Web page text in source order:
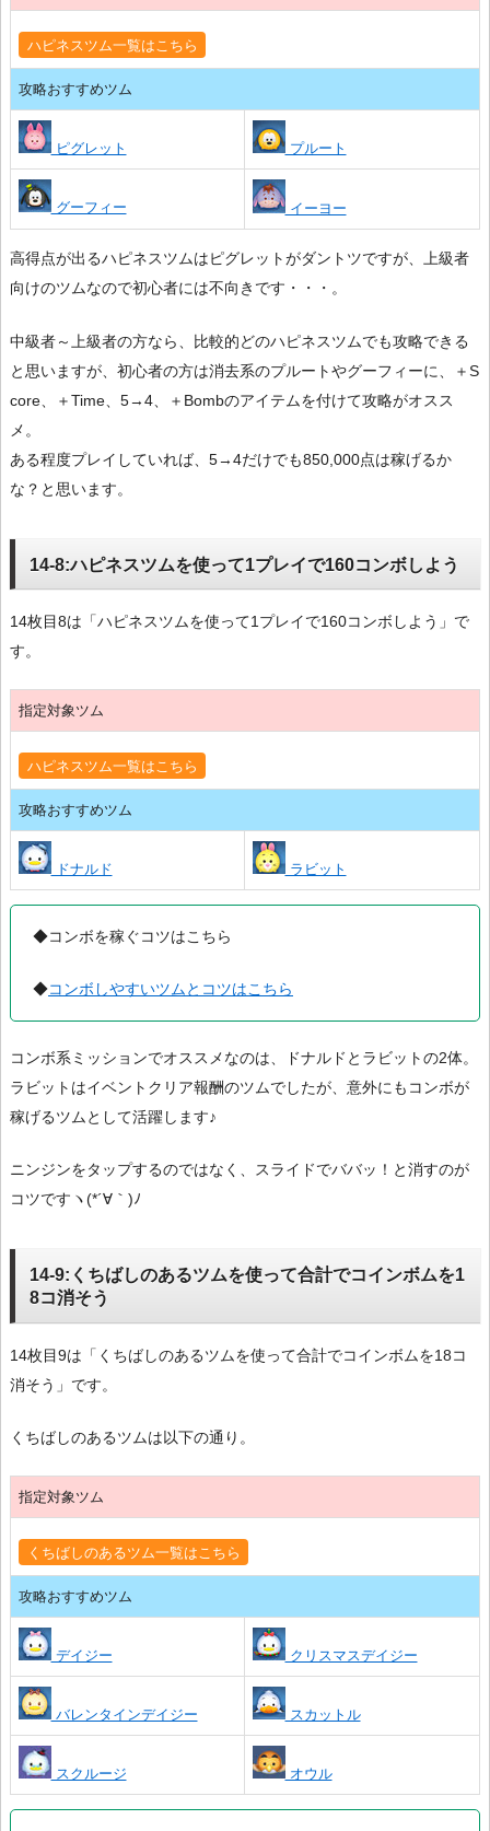
ハピネスツム一覧はこちら
攻略おすすめツム
ピグレット プルート
グーフィー イーヨー
高得点が出るハピネスツムはピグレットがダントツですが、上級者
向けのツムなので初心者には不向きです・・・。
中級者～上級者の方なら、比較的どのハピネスツムでも攻略できる
と思いますが、初心者の方は消去系のプルートやグーフィーに、＋S
core、＋Time、5→4、＋Bombのアイテムを付けて攻略がオスス
メ。
ある程度プレイしていれば、5→4だけでも850,000点は稼げるか
な？と思います。
14-8:ハピネスツムを使って1プレイで160コンボしよう
14枚目8は「ハピネスツムを使って1プレイで160コンボしよう」で
す。
指定対象ツム
ハピネスツム一覧はこちら
攻略おすすめツム
ドナルド ラビット
◆コンボを稼ぐコツはこちら
◆コンボしやすいツムとコツはこちら
コンボ系ミッションでオススメなのは、ドナルドとラビットの2体。
ラビットはイベントクリア報酬のツムでしたが、意外にもコンボが
稼げるツムとして活躍します♪
ニンジンをタップするのではなく、スライドでババッ！と消すのが
コツですヽ(*´∀｀)ﾉ
14-9:くちばしのあるツムを使って合計でコインボムを1
8コ消そう
14枚目9は「くちばしのあるツムを使って合計でコインボムを18コ
消そう」です。
くちばしのあるツムは以下の通り。
指定対象ツム
くちばしのあるツム一覧はこちら
攻略おすすめツム
デイジー クリスマスデイジー
バレンタインデイジー スカットル
スクルージ オウル